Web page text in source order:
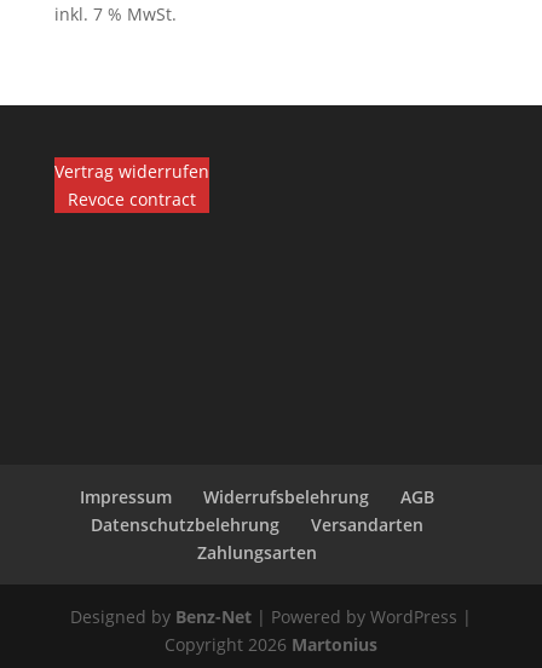
inkl. 7 % MwSt.
Vertrag widerrufen
Revoce contract
Impressum Widerrufsbelehrung
AGB
Datenschutzbelehrung
Versandarten
Zahlungsarten
Designed by Benz-Net| Powered by WordPress |
Copyright 2026 Martonius